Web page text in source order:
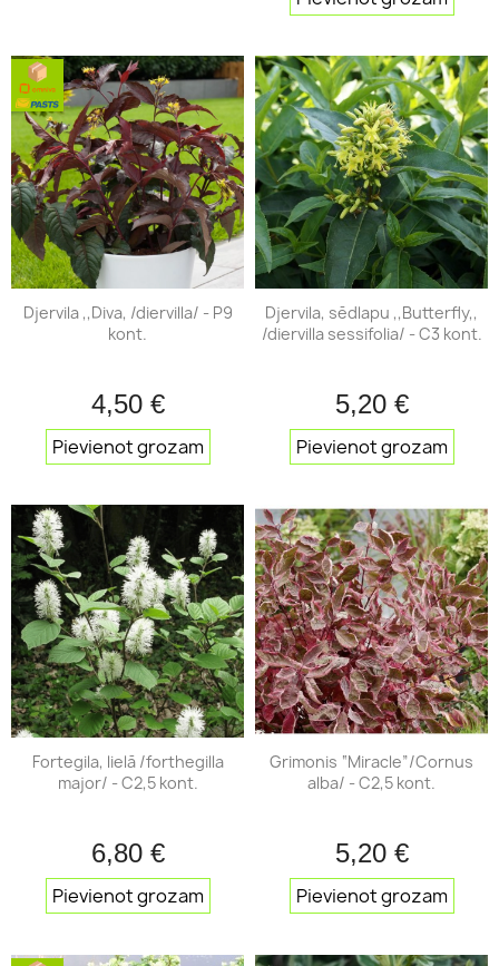
Djervila ,,Diva, /diervilla/ - P9
kont.
4,50 €
Pievienot grozam
Djervila, sēdlapu ,,Butterfly,,
/diervilla sessifolia/ - C3 kont.
5,20 €
Pievienot grozam
Fortegila, lielā /forthegilla
major/ - C2,5 kont.
6,80 €
Pievienot grozam
Grimonis “Miracle”/Cornus
alba/ - C2,5 kont.
5,20 €
Pievienot grozam